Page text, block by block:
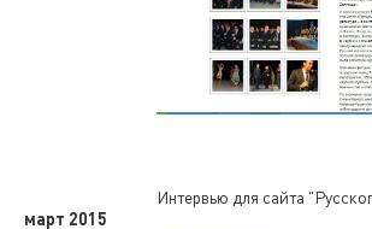
март 2015
Интервью для сайта